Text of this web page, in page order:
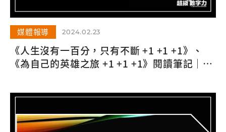
媒體報導 2024.02.23
《人生沒有一百分，只有不斷 +1 +1 +1》、
《為自己的英雄之旅 +1 +1 +1》閱讀筆記｜讀